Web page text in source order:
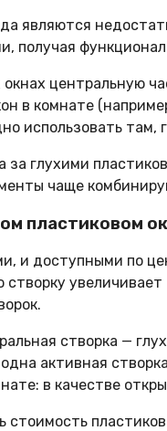
являются
получая
центральную
в комнате
использовать
за глухими
чаще
пластиковом
и доступными по
створка —
активная
в качестве
стоимость